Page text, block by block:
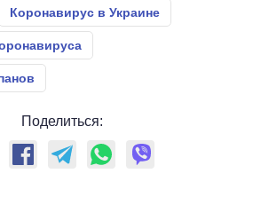
Коронавирус в Украине
Поделиться: